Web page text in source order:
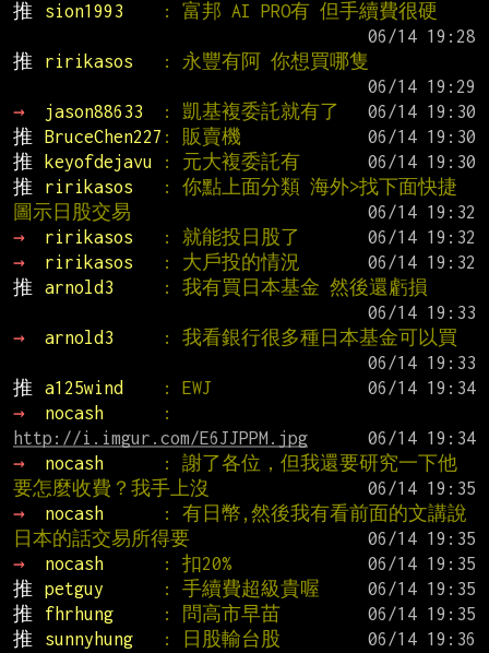
推
sion1993
: 富邦 AI PRO有 但手續費很硬
推
ririkasos
: 永豐有阿 你想買哪隻
→
jason88633 : 凱基複委託就有了
推
BruceChen227 : 販賣機
推
keyofdejavu : 元大複委託有
推
ririkasos
: 你點上面分類 海外>找下面快捷
圖示日股交易
→
ririkasos : 就能投日股了
→
ririkasos : 大戶投的情況
推
arnold3
: 我有買日本基金 然後還虧損
→
arnold3
: 我看銀行很多種日本基金可以買
推
a125wind : EWJ
→
nocash
http://i.imgur.com/E6JJPPM.jpg
→
nocash
: 謝了各位，但我還要研究一下他
要怎麼收費？我手上沒
→
nocash
: 有日幣,然後我有看前面的文講說
日本的話交易所得要
→
nocash : 扣20%
推
petguy : 手續費超級貴喔
推
fhrhung : 問高市早苗
推
sunnyhung : 日股輸台股